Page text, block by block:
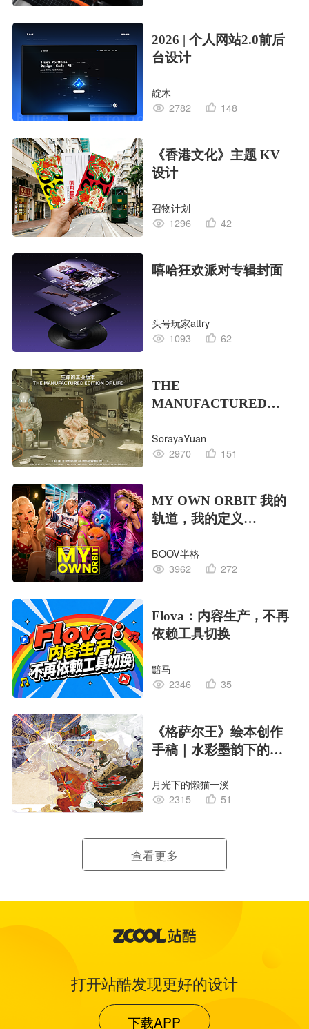
2026 | 个人网站2.0前后
台设计
靛木
2782
148
《香港文化》主题 KV
设计
召物计划
1296
42
嘻哈狂欢派对专辑封面
头号玩家attry
1093
62
THE
MANUFACTURED
的工业版本
SorayaYuan
2970
151
MY OWN ORBIT 我的
轨道，我的定义
对
BOOV半格
3962
272
Flova：内容生产，不再
依赖工具切换
黯马
2346
35
《格萨尔王》绘本创作
手稿｜水彩墨韵下的史
月光下的懒猫一溪
2315
51
查看更多
打开站酷发现更好的设计
下载APP